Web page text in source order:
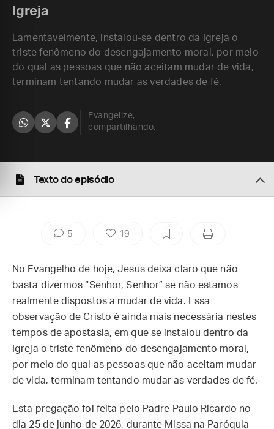
Igreja
Lamentavelmente, instalou-se dentro da Igreja o
triste fenômeno do desengajamento moral, por meio
do qual as pessoas que não aceitam mudar de vida,
terminam tentando mudar as verdades de fé.
Evangelize,
compartilhando.
Texto do episódio
5 19
No Evangelho de hoje, Jesus deixa claro que não
basta dizermos “Senhor, Senhor” se não estamos
realmente dispostos a mudar de vida. Essa
observação de Cristo é ainda mais necessária nestes
tempos de apostasia, em que se instalou dentro da
Igreja o triste fenômeno do desengajamento moral,
por meio do qual as pessoas que não aceitam mudar
de vida, terminam tentando mudar as verdades de fé.
Esta pregação foi feita pelo Padre Paulo Ricardo no
dia 25 de junho de 2026, durante Missa na Paróquia